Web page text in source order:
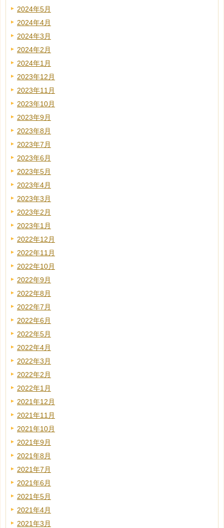
2024年5月
2024年4月
2024年3月
2024年2月
2024年1月
2023年12月
2023年11月
2023年10月
2023年9月
2023年8月
2023年7月
2023年6月
2023年5月
2023年4月
2023年3月
2023年2月
2023年1月
2022年12月
2022年11月
2022年10月
2022年9月
2022年8月
2022年7月
2022年6月
2022年5月
2022年4月
2022年3月
2022年2月
2022年1月
2021年12月
2021年11月
2021年10月
2021年9月
2021年8月
2021年7月
2021年6月
2021年5月
2021年4月
2021年3月